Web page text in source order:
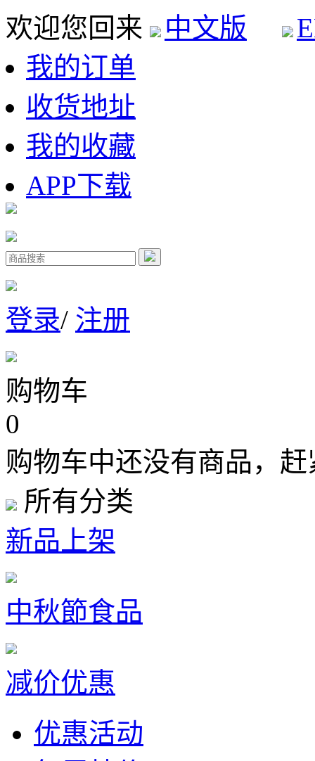
欢迎您回来 中文版
我的订单
收货地址
我的收藏
APP下载
登录/ 注册
购物车
0
购物车中还没有商品，
所有分类
新品上架
中秋節食品
减价优惠
优惠活动